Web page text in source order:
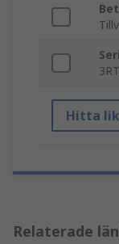
Hitta
Relaterade